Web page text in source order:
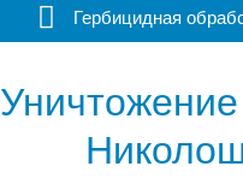
Гербицидная